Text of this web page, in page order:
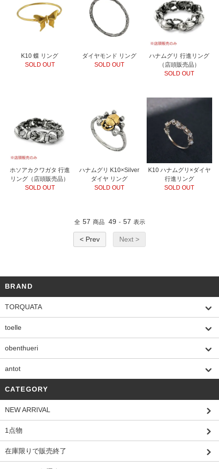
K10 蝶 リング
SOLD OUT
ダイヤモンド リング
SOLD OUT
ハナムグリ 行進リング
（店頭販売品）
SOLD OUT
ホソアカクワガタ 行進
リング（店頭販売品）
SOLD OUT
ハナムグリ K10×Silver
ダイヤ リング
SOLD OUT
K10 ハナムグリ×ダイヤ
行進リング
SOLD OUT
全 57 商品 49 - 57 表示
< Prev Next >
BRAND
TORQUATA
toelle
obenthueri
antot
CATEGORY
NEW ARRIVAL
1点物
在庫限りで販売終了